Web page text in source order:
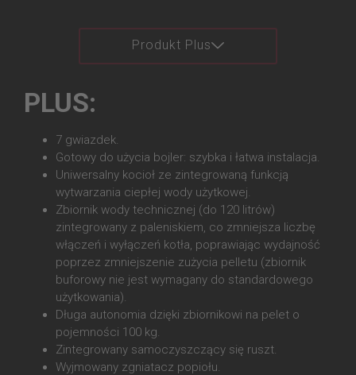
Produkt Plus
PLUS:
7 gwiazdek.
Gotowy do użycia bojler: szybka i łatwa instalacja.
Uniwersalny kocioł ze zintegrowaną funkcją
wytwarzania ciepłej wody użytkowej.
Zbiornik wody technicznej (do 120 litrów)
zintegrowany z paleniskiem, co zmniejsza liczbę
włączeń i wyłączeń kotła, poprawiając wydajność
poprzez zmniejszenie zużycia pelletu (zbiornik
buforowy nie jest wymagany do standardowego
użytkowania).
Długa autonomia dzięki zbiornikowi na pelet o
pojemności 100 kg.
Zintegrowany samoczyszczący się ruszt.
Wyjmowany zgniatacz popiołu.